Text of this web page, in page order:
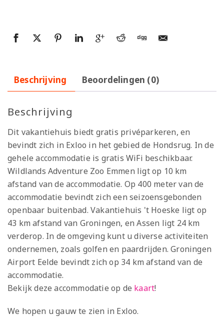
Beschrijving Beoordelingen (0)
Beschrijving
Dit vakantiehuis biedt gratis privéparkeren, en
bevindt zich in Exloo in het gebied de Hondsrug. In de
gehele accommodatie is gratis WiFi beschikbaar.
Wildlands Adventure Zoo Emmen ligt op 10 km
afstand van de accommodatie. Op 400 meter van de
accommodatie bevindt zich een seizoensgebonden
openbaar buitenbad. Vakantiehuis 't Hoeske ligt op
43 km afstand van Groningen, en Assen ligt 24 km
verderop. In de omgeving kunt u diverse activiteiten
ondernemen, zoals golfen en paardrijden. Groningen
Airport Eelde bevindt zich op 34 km afstand van de
accommodatie.
Bekijk deze accommodatie op de kaart!
We hopen u gauw te zien in Exloo.